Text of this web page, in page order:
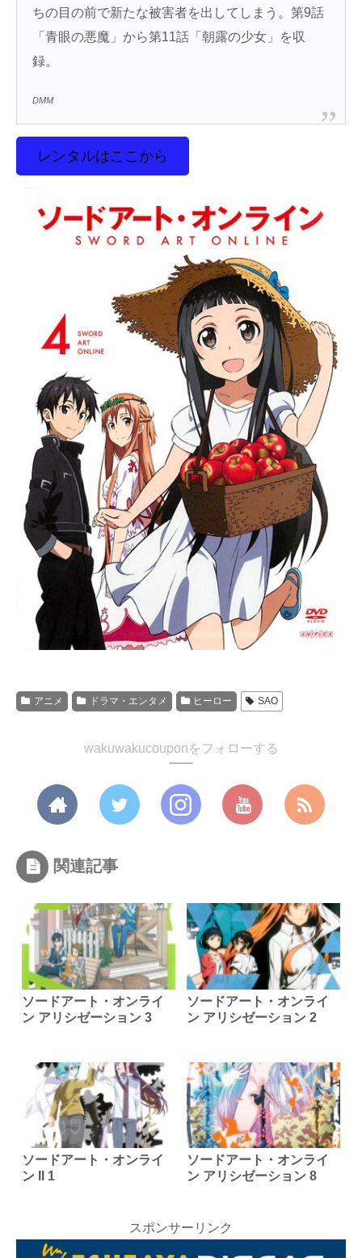
ちの目の前で新たな被害者を出してしまう。第9話
「青眼の悪魔」から第11話「朝露の少女」を収
録。
DMM
レンタルはここから
アニメ ドラマ・エンタメ ヒーロー SAO
wakuwakucouponをフォローする
関連記事
ソードアート・オンライ
ン アリシゼーション 3
ソードアート・オンライ
ン アリシゼーション 2
ソードアート・オンライ
ン II 1
ソードアート・オンライ
ン アリシゼーション 8
スポンサーリンク